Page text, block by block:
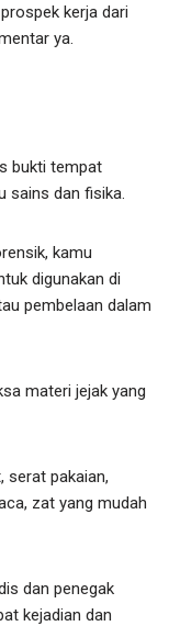
kerja dari
ya.
bukti tempat
sains dan fisika.
kamu
digunakan di
pembelaan dalam
materi jejak yang
serat pakaian,
zat yang mudah
dan penegak
kejadian dan